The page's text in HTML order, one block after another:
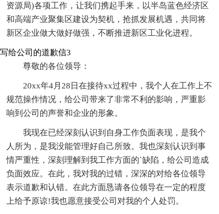
资源局)各项工作，让我们携起手来，以半岛蓝色经济区
和高端产业聚集区建设为契机，抢抓发展机遇，共同将
新区企业做大做好做强，不断推进新区工业化进程。
写给公司的道歉信3
尊敬的各位领导：
20xx年4月28日在接待xx过程中，我个人在工作上不
规范操作情况，给公司带来了非常不利的影响，严重影
响到公司的声誉和企业的形象。
我现在已经深刻认识到自身工作负面表现，是我个
人所为，是我没能管理好自己所致。我也深刻认识到事
情严重性，深刻理解到我工作方面的`缺陷，给公司造成
负面效应。在此，我对我的过错，深深的对给各位领导
表示道歉和认错。在此方面恳请各位领导在一定的程度
上给予原谅!我也愿意接受公司对我的个人处罚。